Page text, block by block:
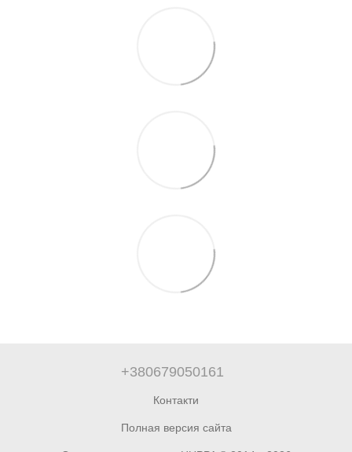
+380679050161
Контакти
Полная версия сайта